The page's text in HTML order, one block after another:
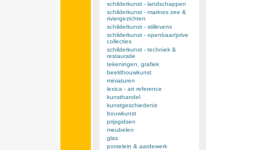
schilderkunst - landschappen
schilderkunst - marines zee &
riviergezichten
schilderkunst - stillevens
schilderkunst - openbaar/prive
collecties
schilderkunst - techniek &
restauratie
tekeningen, grafiek
beeldhouwkunst
miniaturen
lexica - art reference
kunsthandel
kunstgeschiedenis
bouwkunst
prijsgidsen
meubelen
glas
porselein & aardewerk